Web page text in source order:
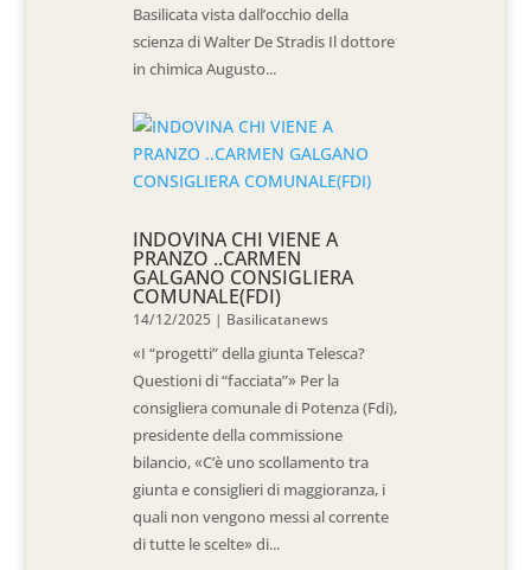
Basilicata vista dall’occhio della
scienza di Walter De Stradis Il dottore
in chimica Augusto...
INDOVINA CHI VIENE A
PRANZO ..CARMEN
GALGANO CONSIGLIERA
COMUNALE(FDI)
14/12/2025 | Basilicatanews
«I “progetti” della giunta Telesca?
Questioni di “facciata”» Per la
consigliera comunale di Potenza (Fdi),
presidente della commissione
bilancio, «C’è uno scollamento tra
giunta e consiglieri di maggioranza, i
quali non vengono messi al corrente
di tutte le scelte» di...